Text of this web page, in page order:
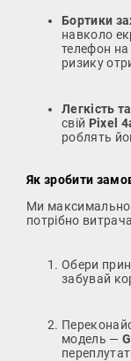
Бортики
навколо
телефон
ризику
Легкість
свій Pixel
роблять
Як зробити
Ми максимально
потрібно
Обери
забувай
модель —